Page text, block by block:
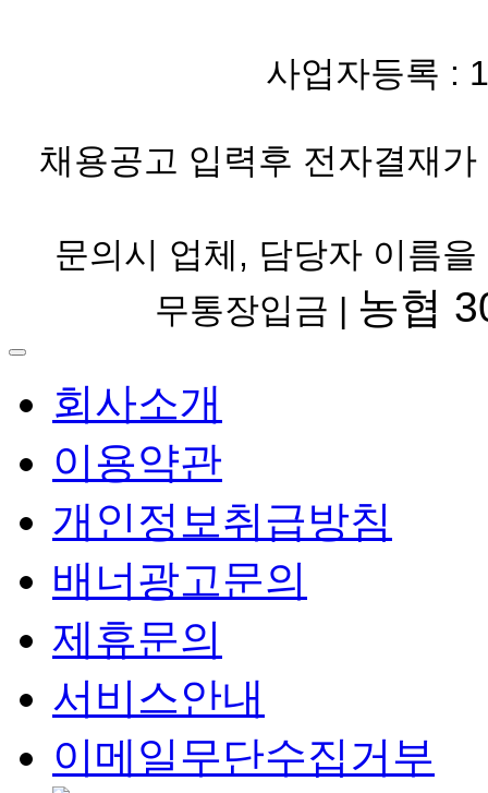
사업자등록 :
채용공고 입력후 전자결재
문의시 업체, 담당자 이름
무통장입금 | 농협
회사소개
이용약관
개인정보취급방침
배너광고문의
제휴문의
서비스안내
이메일무단수집거부